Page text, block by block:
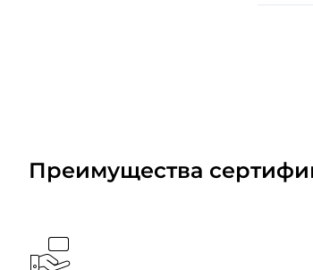
Преимущества